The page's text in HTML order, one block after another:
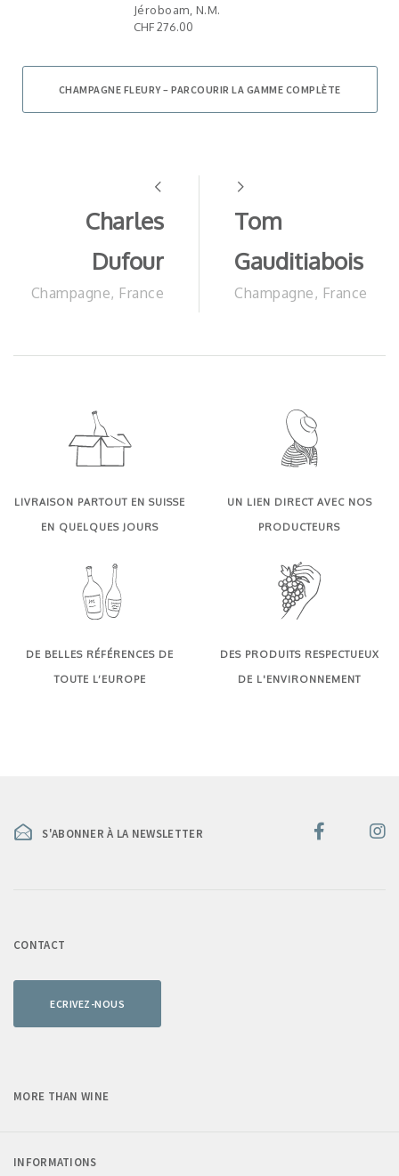
Jéroboam, N.M.
CHF 276.00
CHAMPAGNE FLEURY – PARCOURIR LA GAMME COMPLÈTE
Charles
Dufour
Champagne, France
Tom
Gauditiabois
Champagne, France
LIVRAISON PARTOUT EN SUISSE
EN QUELQUES JOURS
UN LIEN DIRECT AVEC NOS
PRODUCTEURS
DE BELLES RÉFÉRENCES DE
TOUTE L’EUROPE
DES PRODUITS RESPECTUEUX
DE L'ENVIRONNEMENT
S'ABONNER À LA NEWSLETTER
CONTACT
ECRIVEZ-NOUS
MORE THAN WINE
INFORMATIONS